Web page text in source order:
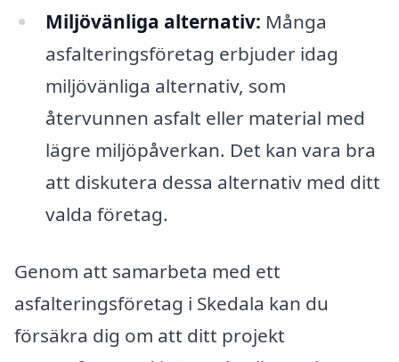
Miljövänliga alternativ: Många
asfalteringsföretag erbjuder idag
miljövänliga alternativ, som
återvunnen asfalt eller material med
lägre miljöpåverkan. Det kan vara bra
att diskutera dessa alternativ med ditt
valda företag.
Genom att samarbeta med ett
asfalteringsföretag i Skedala kan du
försäkra dig om att ditt projekt